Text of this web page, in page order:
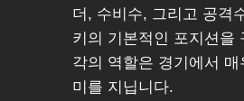
더, 수비수, 그리고 공격
키의 기본적인 포지션을
각의 역할은 경기에서 매
미를 지닙니다.